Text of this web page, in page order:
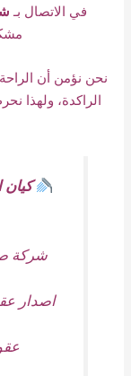
في الاتصال بـ
نحن نؤمن أن الراحة
الراكدة، ولهذا
كيان
شركة
اصدار